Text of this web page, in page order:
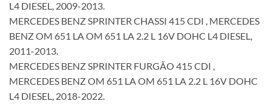
L4 DIESEL, 2009-2013.
MERCEDES BENZ SPRINTER CHASSI 415 CDI , MERCEDES
BENZ OM 651 LA OM 651 LA 2.2 L 16V DOHC L4 DIESEL,
2011-2013.
MERCEDES BENZ SPRINTER FURGÃO 415 CDI ,
MERCEDES BENZ OM 651 LA OM 651 LA 2.2 L 16V DOHC
L4 DIESEL, 2018-2022.